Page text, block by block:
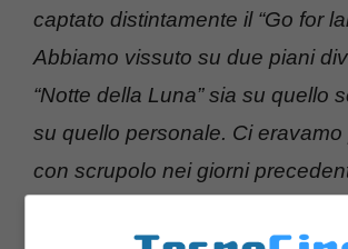
captato distintamente il “Go for
Abbiamo vissuto su due piani
“Notte della Luna” sia su quello
su quello personale. Ci eravamo
con scrupolo nei giorni